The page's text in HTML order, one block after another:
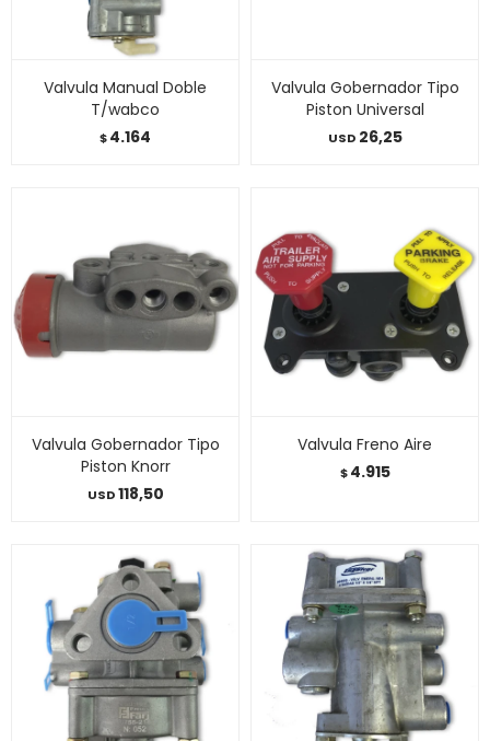
Valvula Manual Doble
T/wabco
$4.164
Valvula Gobernador Tipo
Piston Universal
USD 26,25
Valvula Gobernador Tipo
Piston Knorr
USD118,50
Valvula Freno Aire
$ 4.915